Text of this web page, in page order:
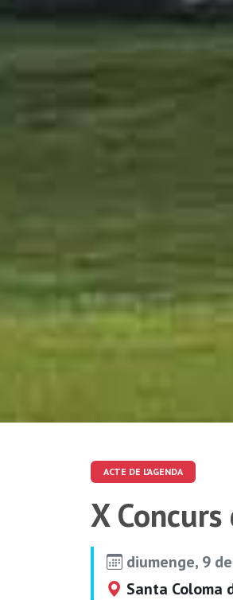
ACTE DE L'AGENDA
X
diumenge, 9
Santa Coloma